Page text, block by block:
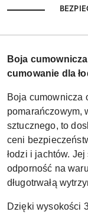
Boja
cumowanie dla
Boja cumownicza
pomarańczowym,
sztucznego, to
ceni
łodzi i jachtów.
odporność na
długotrwałą
Dzięki wysokości